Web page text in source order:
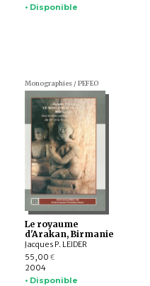
• Disponible
Monographies / PEFEO
Le royaume
d'Arakan, Birmanie
Jacques P. LEIDER
55,00 €
2004
• Disponible